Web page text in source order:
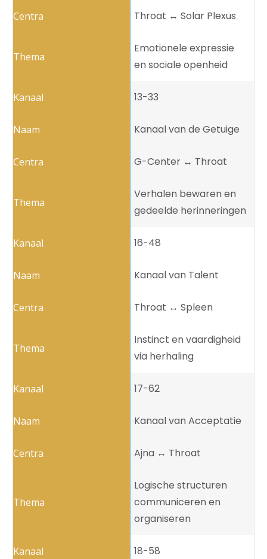
Throat ↔️ Solar Plexus
Emotionele expressie
en sociale openheid
13-33
Kanaal van de Getuige
G-Center ↔️ Throat
Verhalen bewaren en
gedeelde herinneringen
16-48
Kanaal van Talent
Throat ↔️ Spleen
Instinct en vaardigheid
via herhaling
17-62
Kanaal van Acceptatie
Ajna ↔️ Throat
Logische structuren
communiceren en
organiseren
18-58